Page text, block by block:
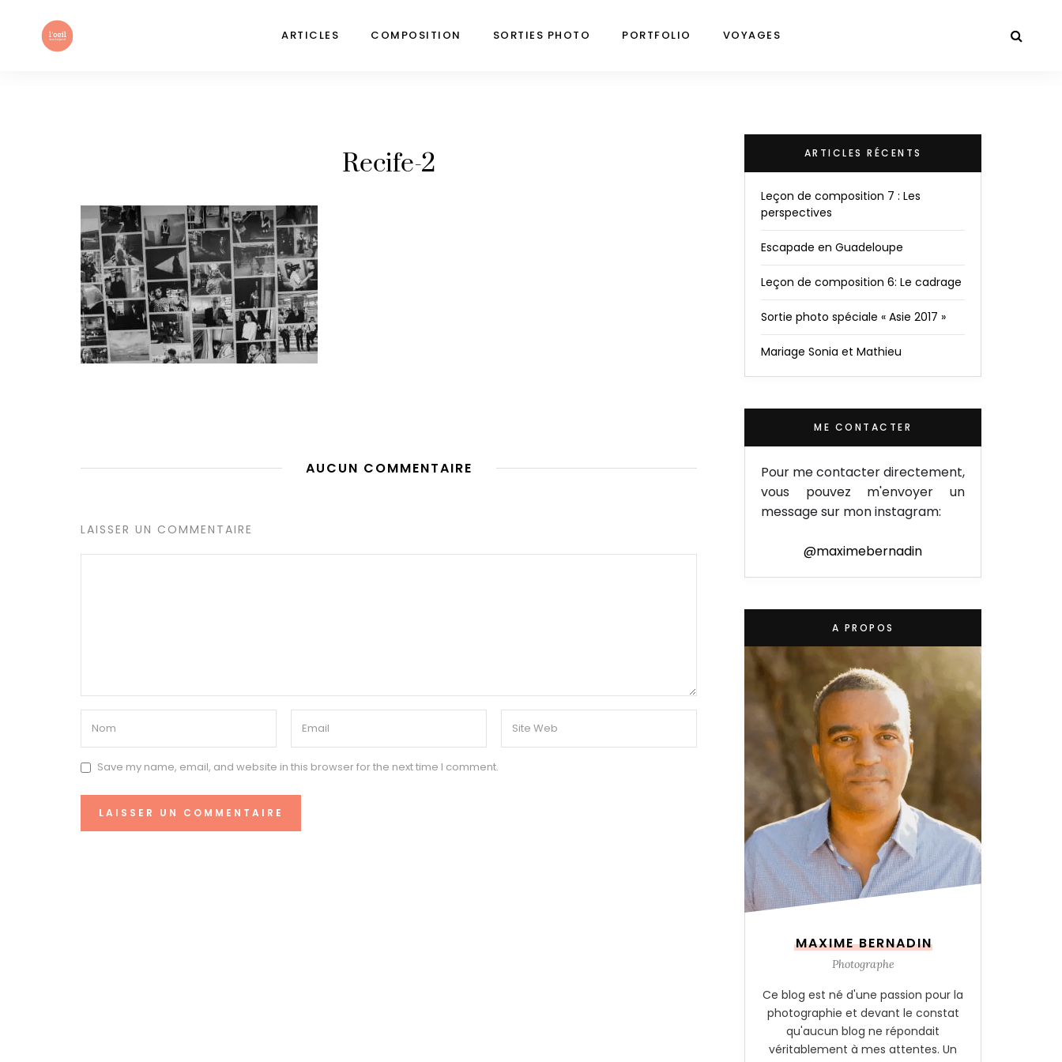
ARTICLES COMPOSITION SORTIES PHOTO PORTFOLIO VOYAGES
Recife-2
AUCUN COMMENTAIRE
LAISSER UN COMMENTAIRE
Save my name, email, and website in this browser for the next time I comment.
ARTICLES RÉCENTS
Leçon de composition 7 : Les
perspectives
Escapade en Guadeloupe
Leçon de composition 6: Le cadrage
Sortie photo spéciale « Asie 2017 »
Mariage Sonia et Mathieu
ME CONTACTER
Pour me contacter directement,
vous pouvez m'envoyer un
message sur mon instagram:
@maximebernadin
A PROPOS
MAXIME BERNADIN
Photographe
Ce blog est né d'une passion pour la
photographie et devant le constat
qu'aucun blog ne répondait
véritablement à mes attentes. Un